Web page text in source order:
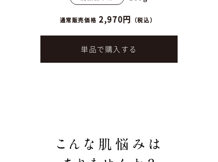
通常販売価格 2,970円 （税込）
単品で購入する